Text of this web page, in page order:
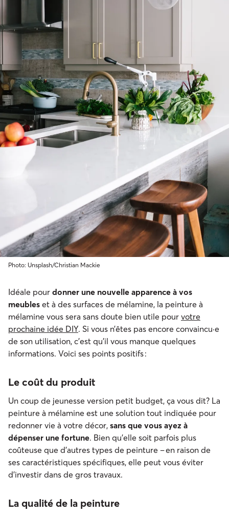
Photo: Unsplash/Christian Mackie
Idéale pour donner une nouvelle apparence à vos
meubles et à des surfaces de mélamine, la peinture à
mélamine vous sera sans doute bien utile pour votre
prochaine idée DIY. Si vous n’êtes pas encore convaincu·e
de son utilisation, c’est qu’il vous manque quelques
informations. Voici ses points positifs :
Le coût du produit
Un coup de jeunesse version petit budget, ça vous dit? La
peinture à mélamine est une solution tout indiquée pour
redonner vie à votre décor, sans que vous ayez à
dépenser une fortune. Bien qu’elle soit parfois plus
coûteuse que d’autres types de peinture – en raison de
ses caractéristiques spécifiques, elle peut vous éviter
d’investir dans de gros travaux.
La qualité de la peinture